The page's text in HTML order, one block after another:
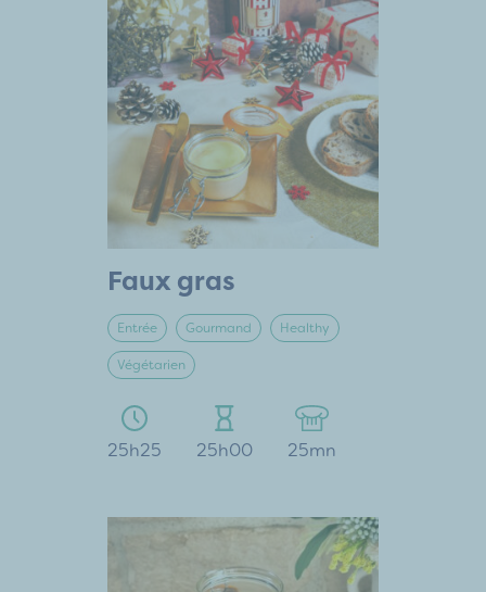
Faux gras
Entrée Gourmand Healthy
Végétarien
25h25 25h00 25mn